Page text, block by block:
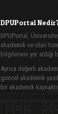
DPUPortal
DPUPortal,
akademik ve idari
bilgilerinin yer aldığı
Ayrıca değerli
güncel akademik
bir akademik